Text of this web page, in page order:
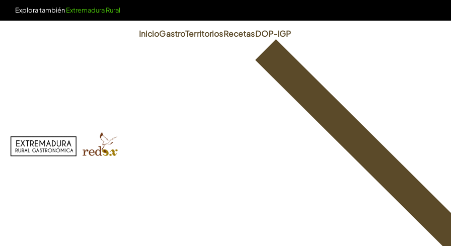
Explora tambiénExtremadura Rural
InicioGastroTerritoriosRecetasDOP-IGP